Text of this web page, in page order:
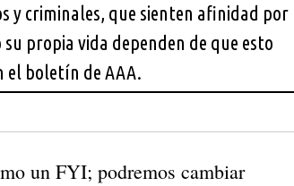
y criminales, que sienten afinidad por
propia vida dependen de que esto
el boletín de AAA.
un FYI; podremos cambiar